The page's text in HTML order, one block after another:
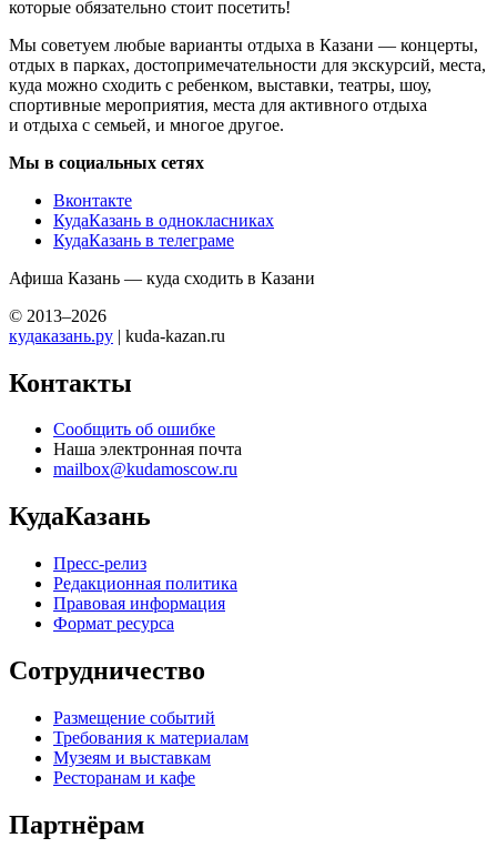
которые обязательно стоит посетить!
Мы советуем любые варианты отдыха в Казани — концерты,
отдых в парках, достопримечательности для экскурсий, места,
куда можно сходить с ребенком, выставки, театры, шоу,
спортивные мероприятия, места для активного отдыха
и отдыха с семьей, и многое другое.
Мы в социальных сетях
Вконтакте
КудаКазань в однокласниках
КудаКазань в телеграме
Афиша Казань — куда сходить в Казани
© 2013–2026
кудаказань.ру | kuda-kazan.ru
Контакты
Сообщить об ошибке
Наша электронная почта
mailbox@kudamoscow.ru
КудаКазань
Пресс-релиз
Редакционная политика
Правовая информация
Формат ресурса
Сотрудничество
Размещение событий
Требования к материалам
Музеям и выставкам
Ресторанам и кафе
Партнёрам